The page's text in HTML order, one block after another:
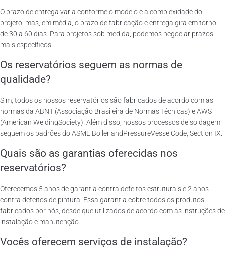
O prazo de entrega varia conforme o modelo e a complexidade do
projeto, mas, em média, o prazo de fabricação e entrega gira em torno
de 30 a 60 dias. Para projetos sob medida, podemos negociar prazos
mais específicos.
Os reservatórios seguem as normas de
qualidade?
Sim, todos os nossos reservatórios são fabricados de acordo com as
normas da ABNT (Associação Brasileira de Normas Técnicas) e AWS
(American WeldingSociety). Além disso, nossos processos de soldagem
seguem os padrões do ASME Boiler andPressureVesselCode, Section IX.
Quais são as garantias oferecidas nos
reservatórios?
Oferecemos 5 anos de garantia contra defeitos estruturais e 2 anos
contra defeitos de pintura. Essa garantia cobre todos os produtos
fabricados por nós, desde que utilizados de acordo com as instruções de
instalação e manutenção.
Vocês oferecem serviços de instalação?